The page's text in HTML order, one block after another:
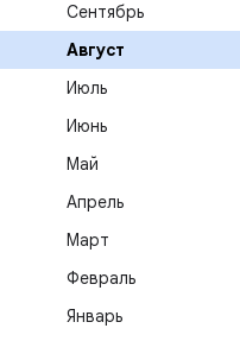
Сентябрь
Август
Июль
Июнь
Май
Апрель
Март
Февраль
Январь